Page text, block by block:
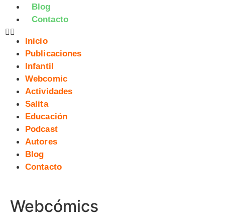
Blog
Contacto
Inicio
Publicaciones
Infantil
Webcomic
Actividades
Salita
Educación
Podcast
Autores
Blog
Contacto
Webcómics